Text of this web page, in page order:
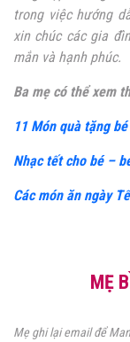
trong việc hướng
xin chúc các gia
mắn và hạnh phúc.
Ba mẹ có thể xem
11 Món quà tặng
Nhạc tết cho bé –
Các món ăn ngày
MẸ
Mẹ ghi lại email để